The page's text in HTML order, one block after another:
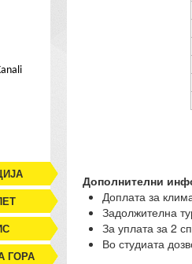
ГОРА
Дополнителни
Доплата за
Задолжителна
За уплата за 2
Во студиата